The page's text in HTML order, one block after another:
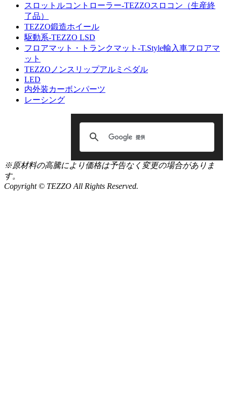
スロットルコントローラー-TEZZOスロコン（生産終
了品）
TEZZO鍛造ホイール
駆動系-TEZZO LSD
フロアマット・トランクマット-T.Style輸入車フロアマ
ット
TEZZOノンスリップアルミペダル
LED
内外装カーボンパーツ
レーシング
※原材料の高騰により価格は予告なく変更の場合がありま
す。
Copyright © TEZZO All Rights Reserved.